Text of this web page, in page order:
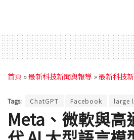
首頁 »最新科技新聞與報導 »最新科技
Tags: ChatGPT Facebook large
Meta、微軟與高